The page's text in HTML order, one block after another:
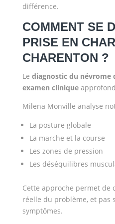
différence.
COMMENT SE
PRISE EN
CHARENTON ?
Le diagnostic du névrome
examen clinique
Milena Monville analyse
La posture globale
La marche et la course
Les zones de pression
Les déséquilibres
Cette approche permet de
réelle du problème, et pas
symptômes.